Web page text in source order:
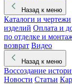
Назад к меню
Каталоги и чертежи
изделий Оплата и
по отделке и
возврат Видео
Назад к меню
Воссоздание
Новости Статьи